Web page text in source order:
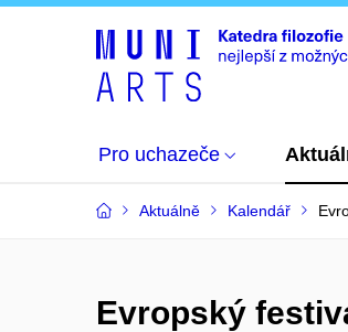
Pro uchazeče
Aktuálně Kalendář
Evropský